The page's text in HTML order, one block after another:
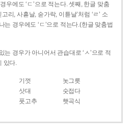
우에도 ‘ㄷ’으로 적는다. 셋째, 한글 맞춤
리, 사흗날, 숟가락, 이튿날’처럼 ‘ㄹ’ 소
는 경우에도 ‘ㄷ’으로 적는다.(한글 맞춤법
는 경우가 아니어서 관습대로 ‘ㅅ’으로 적
있다.
기껏
놋그릇
삿대
숫접다
풋고추 햇곡식